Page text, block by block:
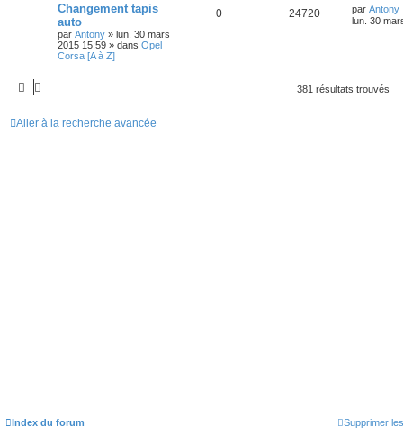
Changement tapis
auto
par Antony » lun. 30 mars
2015 15:59 » dans Opel
Corsa [A à Z]
0 24720 par Antony
lun. 30
381 résultats trouvés
Aller à la recherche avancée
Index du forum Supprimer